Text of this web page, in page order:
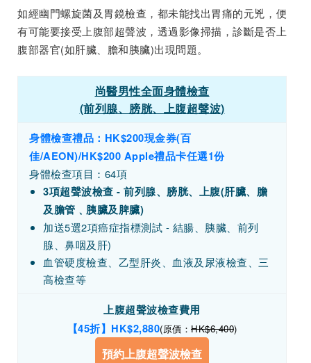
如經幽門螺旋菌及胃鏡檢查，都未能找出胃痛的元兇，便
有可能要接受上腹部超聲波，透過影像掃描，診斷是否上
腹部器官(如肝臟、膽和胰臟)出現問題。
尚醫男性全面身體檢查
(前列腺、膀胱、上腹超聲波)
身體檢查禮品：HK$200現金券(百
佳/AEON)/HK$200 Apple禮品卡任選1份
身體檢查項目：64項
3項超聲波檢查 - 前列腺、膀胱、上腹(肝臟、膽
及膽管﹑胰臟及脾臟)
加送5選2項癌症指標測試 - 結腸、胰臟、前列
腺、鼻咽及肝)
血管硬度檢查、乙型肝炎、血液及尿液檢查、三
高檢查等
上腹超聲波檢查費用
【45折】HK$2,880(原價： HK$6,400)
預約上腹超聲波檢查